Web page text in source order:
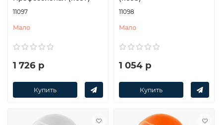
11097
Мало
1 726 р
Купить
11098
Мало
1 054 р
Купить